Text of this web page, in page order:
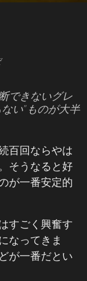
できないグレ
い”ものが大半
百回ならやは
そうなると好
が一番安定的
すごく興奮す
なってきま
が一番だとい